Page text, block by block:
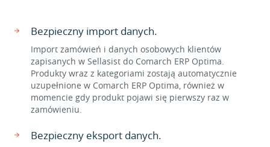
Bezpieczny import danych.
Import zamówień i danych osobowych klientów
zapisanych w Sellasist do Comarch ERP Optima.
Produkty wraz z kategoriami zostają automatycznie
uzupełnione w Comarch ERP Optima, również w
momencie gdy produkt pojawi się pierwszy raz w
zamówieniu.
Bezpieczny eksport danych.